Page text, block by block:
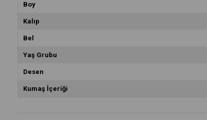
Boy
Kalıp
Bel
Yaş Grubu
Desen
Kumaş İçeriği